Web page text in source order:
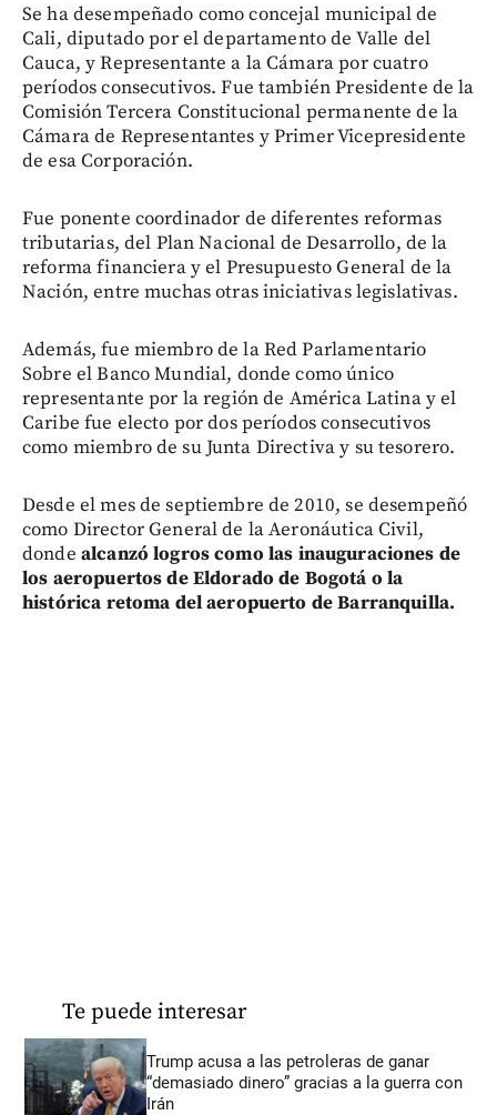
Se ha desempeñado como concejal municipal de
Cali, diputado por el departamento de Valle del
Cauca, y Representante a la Cámara por cuatro
períodos consecutivos. Fue también Presidente de la
Comisión Tercera Constitucional permanente de la
Cámara de Representantes y Primer Vicepresidente
de esa Corporación.
Fue ponente coordinador de diferentes reformas
tributarias, del Plan Nacional de Desarrollo, de la
reforma financiera y el Presupuesto General de la
Nación, entre muchas otras iniciativas legislativas.
Además, fue miembro de la Red Parlamentario
Sobre el Banco Mundial, donde como único
representante por la región de América Latina y el
Caribe fue electo por dos períodos consecutivos
como miembro de su Junta Directiva y su tesorero.
Desde el mes de septiembre de 2010, se desempeñó
como Director General de la Aeronáutica Civil,
donde alcanzó logros como las inauguraciones de
los aeropuertos de Eldorado de Bogotá o la
histórica retoma del aeropuerto de Barranquilla.
Te puede interesar
Trump acusa a las petroleras de ganar
“demasiado dinero” gracias a la guerra con
Irán